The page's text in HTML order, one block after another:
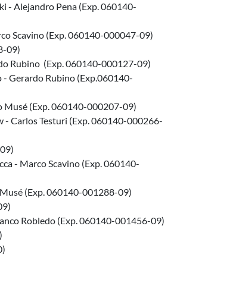
- Alejandro Pena (Exp. 060140-
Scavino (Exp. 060140-000047-09)
09)
Rubino (Exp. 060140-000127-09)
Gerardo Rubino (Exp.060140-
Musé (Exp. 060140-000207-09)
- Carlos Testuri (Exp. 060140-000266-
- Marco Scavino (Exp. 060140-
(Exp. 060140-001288-09)
Robledo (Exp. 060140-001456-09)